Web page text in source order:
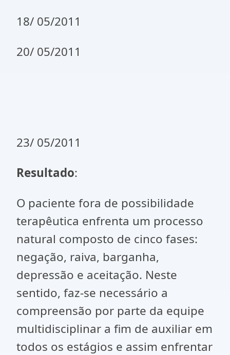
18/ 05/2011
20/ 05/2011
23/ 05/2011
Resultado:
O paciente fora de possibilidade
terapêutica enfrenta um processo
natural composto de cinco fases:
negação, raiva, barganha,
depressão e aceitação. Neste
sentido, faz-se necessário a
compreensão por parte da equipe
multidisciplinar a fim de auxiliar em
todos os estágios e assim enfrentar